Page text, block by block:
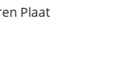
Plaat